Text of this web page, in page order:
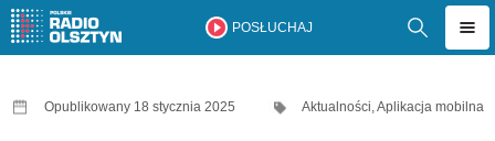
POSŁUCHAJ
Opublikowany 18 stycznia 2025 Aktualności,Aplikacja mobilna